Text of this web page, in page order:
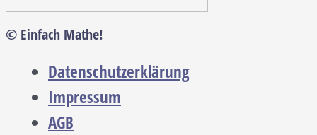
© Einfach Mathe!
Datenschutzerklärung
Impressum
AGB